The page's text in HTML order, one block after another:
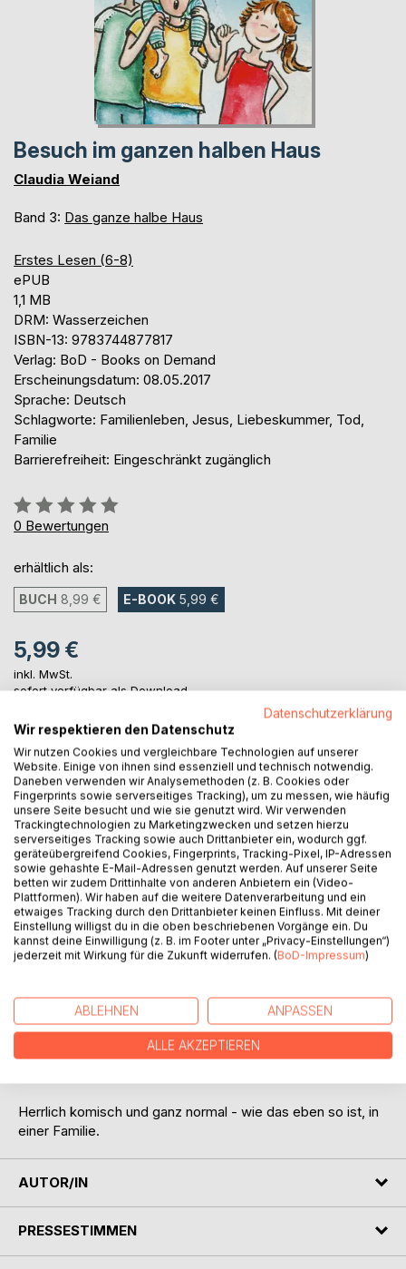
Besuch im ganzen halben Haus
Claudia Weiand
Band 3: Das ganze halbe Haus
Erstes Lesen (6-8)
ePUB
1,1 MB
DRM: Wasserzeichen
ISBN-13: 9783744877817
Verlag: BoD - Books on Demand
Erscheinungsdatum: 08.05.2017
Sprache: Deutsch
Schlagworte: Familienleben, Jesus, Liebeskummer, Tod,
Familie
Barrierefreiheit: Eingeschränkt zugänglich
Bewertung::
0%
0 Bewertungen
erhältlich als:
BUCH 8,99 € E-BOOK 5,99 €
5,99 €
inkl. MwSt.
sofort verfügbar als Download
IN DEN WARENKORB
Auf die Merkliste
Titel bewerten
BESCHREIBUNG
Die Familie Herz ist endlich wieder da!
Und als wäre das nicht bereits chaotisch genug, kündigt
sich auch noch Besuch an! Tante Irmchen aus Südamerika
Herrlich komisch und ganz normal - wie das eben so ist, in
einer Familie.
AUTOR/IN
PRESSESTIMMEN
Datenschutzerklärung
Wir respektieren den Datenschutz
Wir nutzen Cookies und vergleichbare Technologien auf unserer
Website. Einige von ihnen sind essenziell und technisch notwendig.
Daneben verwenden wir Analysemethoden (z. B. Cookies oder
Fingerprints sowie serverseitiges Tracking), um zu messen, wie häufig
unsere Seite besucht und wie sie genutzt wird. Wir verwenden
Trackingtechnologien zu Marketingzwecken und setzen hierzu
serverseitiges Tracking sowie auch Drittanbieter ein, wodurch ggf.
geräteübergreifend Cookies, Fingerprints, Tracking-Pixel, IP-Adressen
sowie gehashte E-Mail-Adressen genutzt werden. Auf unserer Seite
betten wir zudem Drittinhalte von anderen Anbietern ein (Video-
Plattformen). Wir haben auf die weitere Datenverarbeitung und ein
etwaiges Tracking durch den Drittanbieter keinen Einfluss. Mit deiner
Einstellung willigst du in die oben beschriebenen Vorgänge ein. Du
kannst deine Einwilligung (z. B. im Footer unter „Privacy-Einstellungen“)
jederzeit mit Wirkung für die Zukunft widerrufen. (BoD-Impressum)
ABLEHNEN ANPASSEN
ALLE AKZEPTIEREN